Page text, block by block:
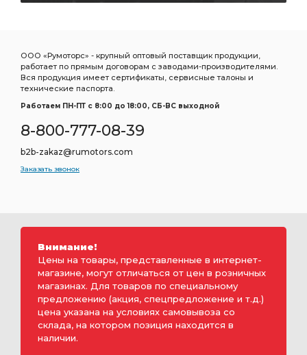
ООО «Румоторс» - крупный оптовый поставщик продукции,
работает по прямым договорам с заводами-производителями.
Вся продукция имеет сертификаты, сервисные талоны и
технические паспорта.
Работаем ПН-ПТ c 8:00 до 18:00, СБ-ВС выходной
8-800-777-08-39
b2b-zakaz@rumotors.com
Заказать звонок
Внимание!
Цены на товары, представленные в интернет-
магазине, могут отличаться от цен в розничных
магазинах. Для товаров по специальному
предложению (акция, спецпредложение и т.д.)
цена указана на условиях самовывоза со
склада, на котором позиция находится в
наличии.